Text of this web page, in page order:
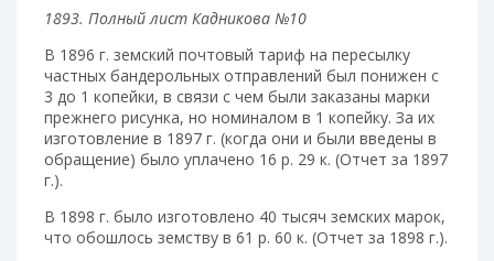
1893. Полный лист Кадникова №10
В 1896 г. земский почтовый тариф на пересылку
частных бандерольных отправлений был понижен с
3 до 1 копейки, в связи с чем были заказаны марки
прежнего рисунка, но номиналом в 1 копейку. За их
изготовление в 1897 г. (когда они и были введены в
обращение) было уплачено 16 р. 29 к. (Отчет за 1897
г.).
В 1898 г. было изготовлено 40 тысяч земских марок,
что обошлось земству в 61 р. 60 к. (Отчет за 1898 г.).